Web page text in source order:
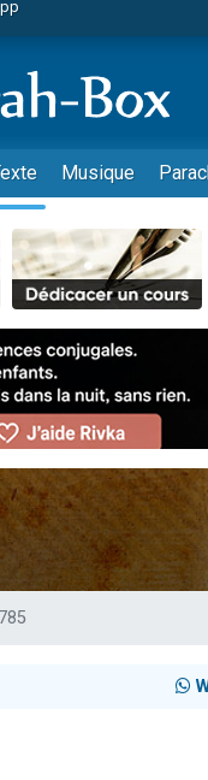
Rivka, 6 enfants, victime de
80 ans, dans un
de vacances aux Orphelins
la jambe de Yohan
Musique